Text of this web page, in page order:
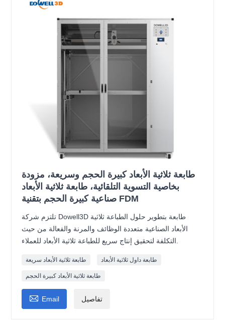
طابعة ثلاثية الأبعاد كبيرة الحجم وسريعة، مزودة
بخاصية التسوية التلقائية، طابعة ثلاثية الأبعاد
صناعية كبيرة الحجم بتقنية FDM
تلتزم شركة Dowell3D طابعة بتطوير حلول الطباعة ثلاثية
الأبعاد الصناعية متعددة الوظائف والمرنة والفعالة من حيث
التكلفة لتحقيق إنتاج سريع للطباعة ثلاثية الأبعاد للعملاء.
طابعة ثلاثية الأبعاد سريعة طابعة داول ثلاثية الأبعاد
طابعة ثلاثية الأبعاد كبيرة الحجم
 Email تفاصيل